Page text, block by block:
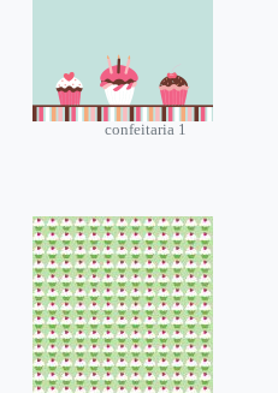
confeitaria 1